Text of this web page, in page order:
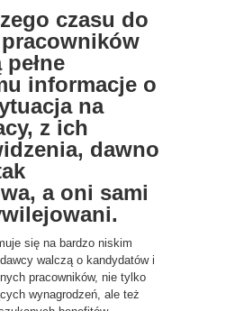
czasu do
informacje o
na
z ich
dawno
a oni sami
się na bardzo niskim
walczą o kandydatów i
pracowników, nie tylko
wynagrodzeń, ale też